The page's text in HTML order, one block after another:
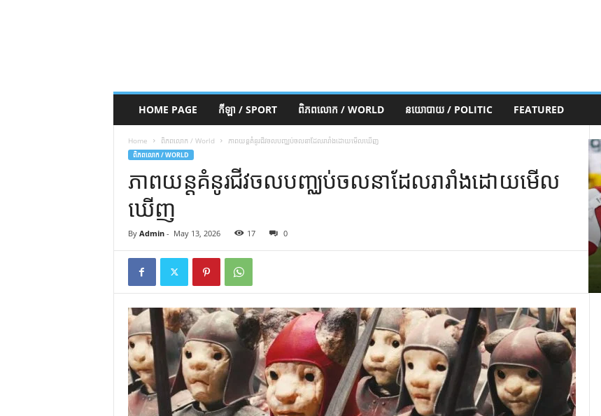
HOME PAGE កីឡា / SPORT ពិភពលោក / WORLD នយោបាយ / POLITIC FEATURED
Home ពិភពលោក / World ភាពយន្តគំនូរជីវចលបញ្ឈប់ចលនាដែលរារាំងដោយមើលឃើញ
ពិភពលោក / WORLD
ភាពយន្តគំនូរជីវចលបញ្ឈប់ចលនាដែលរារាំងដោយមើល
ឃើញ
By Admin- May 13, 2026 17 0